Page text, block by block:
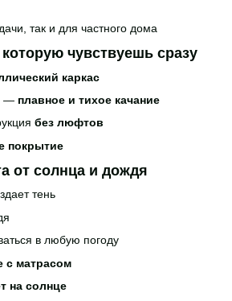
так и для частного дома
чувствуешь сразу
каркас
— плавное и тихое качание
без люфтов
покрытие
от солнца и дождя
тень
в любую погоду
с матрасом
на солнце